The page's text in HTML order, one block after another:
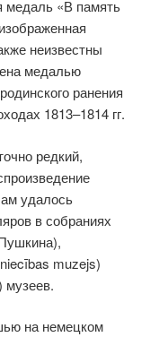
медаль «В память
неизвестны
медалью
ранения
1813–1814 гг.
редкий,
удалось
в собраниях
muzejs)
музеев.
на немецком